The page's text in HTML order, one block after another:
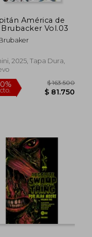
50%
dcto. $
América de
Brubacker Vol.03
2025, Tapa Dura,